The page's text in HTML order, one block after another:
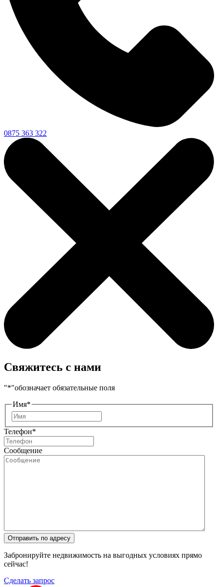
0875 363 322
Свяжитесь с нами
"*"обозначает обязательные поля
Имя*
Телефон*
Сообщение
Отправить по адресу
Забронируйте недвижимость на выгодных условиях прямо
сейчас!
Сделать запрос